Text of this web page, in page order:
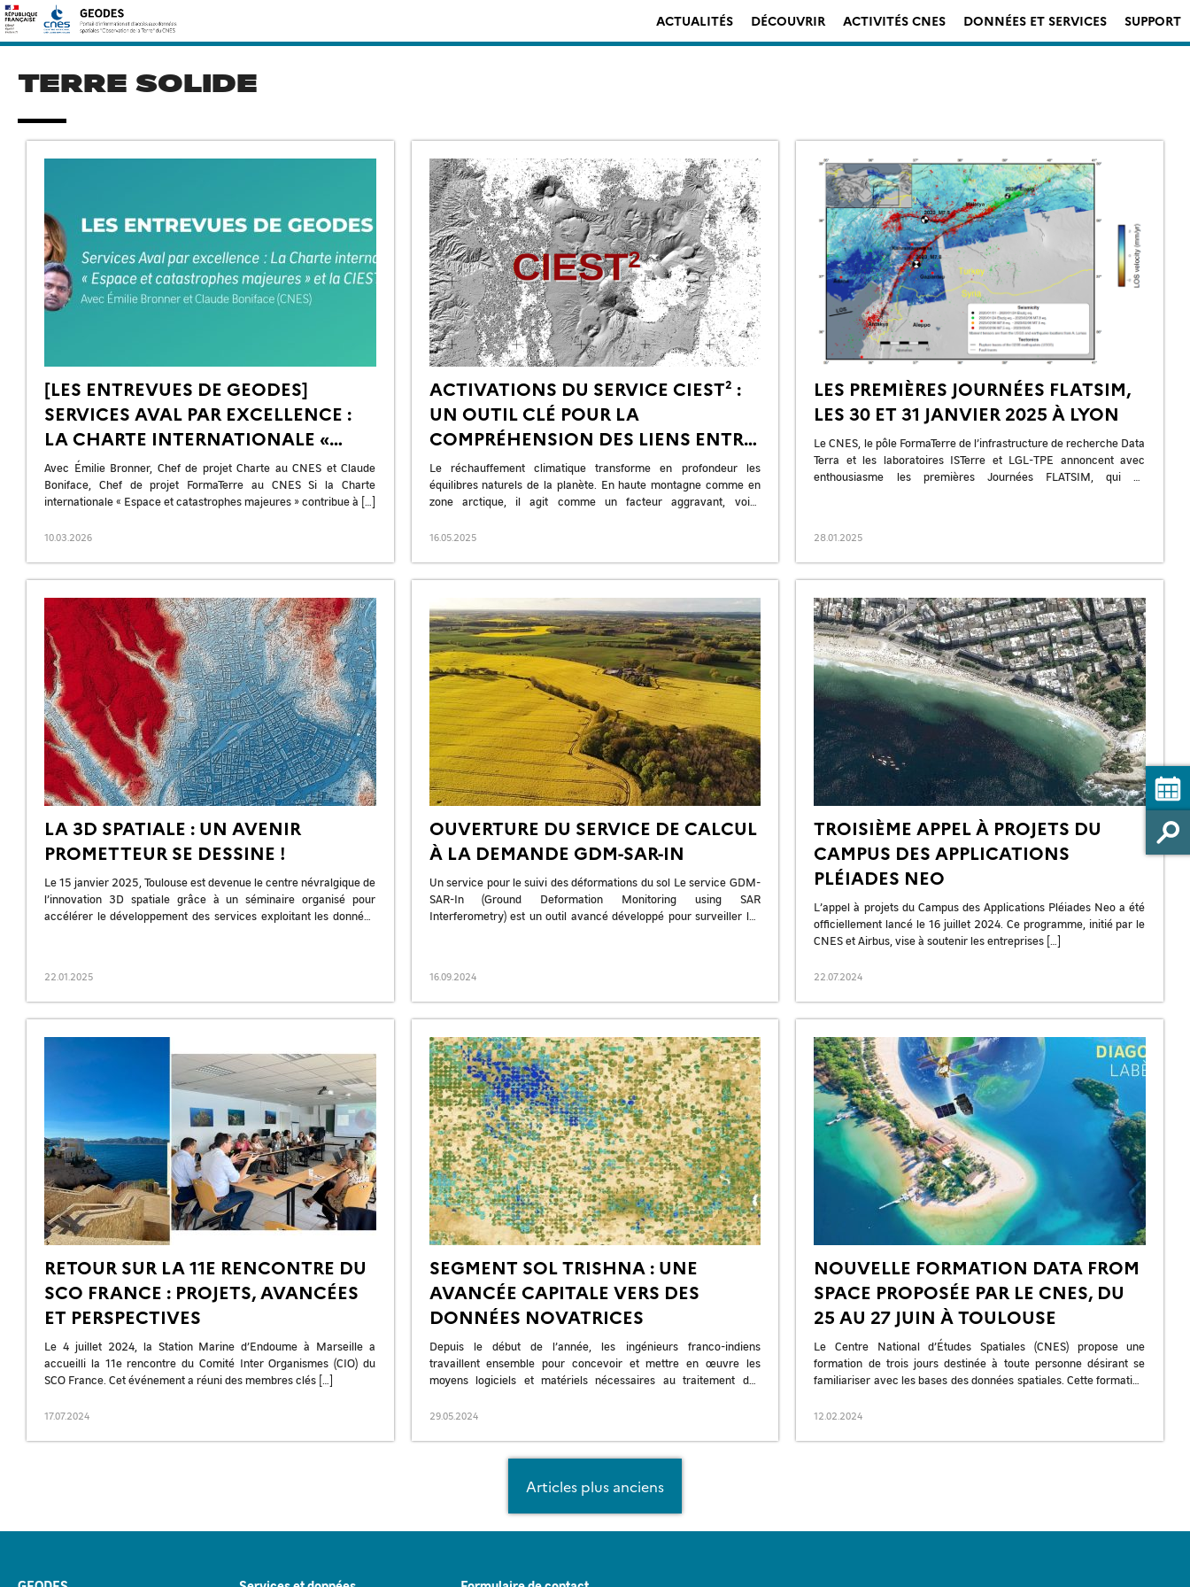
Skip
to
content
ACTUALITÉS DÉCOUVRIR ACTIVITÉS CNES DONNÉES ET SERVICES SUPPORT
TERRE SOLIDE
[LES ENTREVUES DE GEODES]
SERVICES AVAL PAR EXCELLENCE :
LA CHARTE INTERNATIONALE «
ESPACE ET CATASTROPHES
MAJEURES » ET LA CIEST2
Avec Émilie Bronner, Chef de projet Charte au CNES et Claude
Boniface, Chef de projet FormaTerre au CNES Si la Charte
internationale « Espace et catastrophes majeures » contribue à […]
10.03.2026
ACTIVATIONS DU SERVICE CIEST² :
UN OUTIL CLÉ POUR LA
COMPRÉHENSION DES LIENS ENTRE
GÉOPHYSIQUE ET RÉCHAUFFEMENT
CLIMATIQUE
Le réchauffement climatique transforme en profondeur les
équilibres naturels de la planète. En haute montagne comme en
zone arctique, il agit comme un facteur aggravant, voire
16.05.2025
LES PREMIÈRES JOURNÉES FLATSIM,
LES 30 ET 31 JANVIER 2025 À LYON
Le CNES, le pôle FormaTerre de l’infrastructure de recherche Data
Terra et les laboratoires ISTerre et LGL-TPE annoncent avec
enthousiasme les premières Journées FLATSIM, qui se
28.01.2025
LA 3D SPATIALE : UN AVENIR
PROMETTEUR SE DESSINE !
Le 15 janvier 2025, Toulouse est devenue le centre névralgique de
l’innovation 3D spatiale grâce à un séminaire organisé pour
accélérer le développement des services exploitant les données
22.01.2025
OUVERTURE DU SERVICE DE CALCUL
À LA DEMANDE GDM-SAR-IN
Un service pour le suivi des déformations du sol Le service GDM-
SAR-In (Ground Deformation Monitoring using SAR
Interferometry) est un outil avancé développé pour surveiller les
16.09.2024
TROISIÈME APPEL À PROJETS DU
CAMPUS DES APPLICATIONS
PLÉIADES NEO
L’appel à projets du Campus des Applications Pléiades Neo a été
officiellement lancé le 16 juillet 2024. Ce programme, initié par le
CNES et Airbus, vise à soutenir les entreprises […]
22.07.2024
RETOUR SUR LA 11E RENCONTRE DU
SCO FRANCE : PROJETS, AVANCÉES
ET PERSPECTIVES
Le 4 juillet 2024, la Station Marine d’Endoume à Marseille a
accueilli la 11e rencontre du Comité Inter Organismes (CIO) du
SCO France. Cet événement a réuni des membres clés […]
17.07.2024
SEGMENT SOL TRISHNA : UNE
AVANCÉE CAPITALE VERS DES
DONNÉES NOVATRICES
Depuis le début de l’année, les ingénieurs franco-indiens
travaillent ensemble pour concevoir et mettre en œuvre les
moyens logiciels et matériels nécessaires au traitement des
29.05.2024
NOUVELLE FORMATION DATA FROM
SPACE PROPOSÉE PAR LE CNES, DU
25 AU 27 JUIN À TOULOUSE
Le Centre National d’Études Spatiales (CNES) propose une
formation de trois jours destinée à toute personne désirant se
familiariser avec les bases des données spatiales. Cette formation
12.02.2024
articles
Articles plus anciens